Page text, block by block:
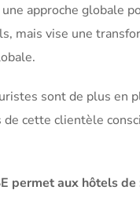
approche globale
mais vise une
sont de plus en
cette clientèle
permet aux hôtels de